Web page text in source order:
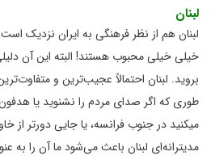
لبنان
لبنان هم از نظر فرهنگی به ایران نزدیک است
خیلی خیلی محبوب هستند! البته این آن
بروید. لبنان احتمالاً عجیب‌ترین و
طوری که اگر صدای مردم را نشنوید یا
میکنید در جنوب فرانسه، یا جایی دورتر از
مدیترانه‌ای لبنان باعث می‌شود ما آن را به